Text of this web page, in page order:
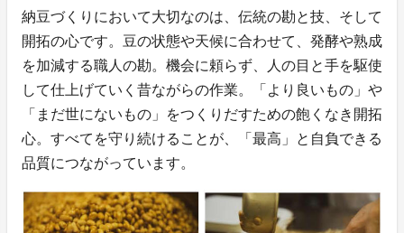
納豆づくりにおいて大切なのは、伝統の勘と技、そして
開拓の心です。豆の状態や天候に合わせて、発酵や熟成
を加減する職人の勘。機会に頼らず、人の目と手を駆使
して仕上げていく昔ながらの作業。「より良いもの」や
「まだ世にないもの」をつくりだすための飽くなき開拓
心。すべてを守り続けることが、「最高」と自負できる
品質につながっています。